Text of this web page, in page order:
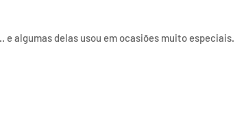
algumas delas usou em ocasiões muito especiais.